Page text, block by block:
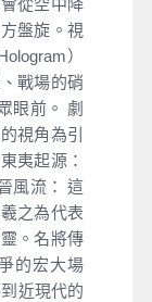
從空中降
盤旋。視
）
戰場的硝
眼前。 劇
視角為引
夷起源：
風流： 這
之為代表
。名將傳
的宏大場
近現代的